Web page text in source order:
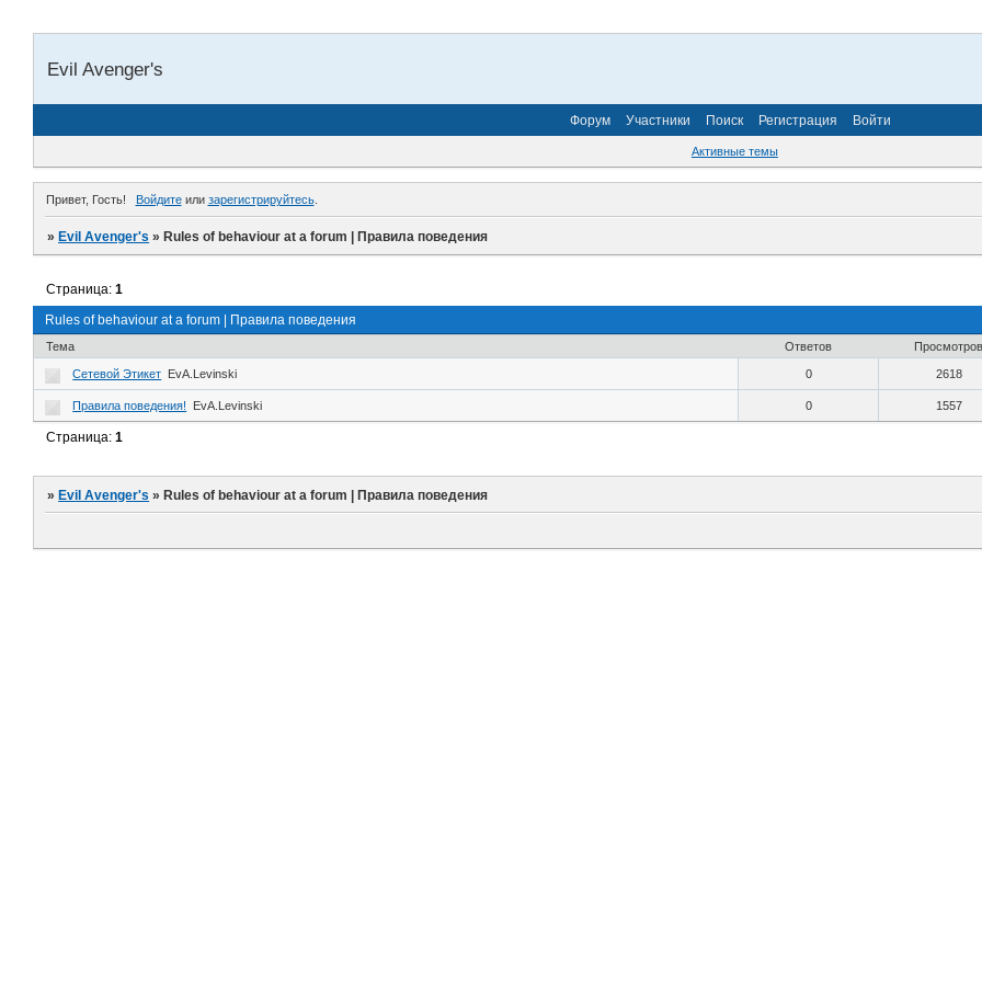
Evil Avenger's
Форум Участники Поиск Регистрация Войти
Активные темы
Привет, Гость! Войдитеили зарегистрируйтесь.
»Evil Avenger's »Rules of behaviour at a forum | Правила поведения
Rules of behaviour at a forum | Правила поведения
Страница:1
Тема Ответов Просмотров
Сетевой Этикет EvA.Levinski 0 2618
Правила поведения! EvA.Levinski 0 1557
Страница:1
»Evil Avenger's »Rules of behaviour at a forum | Правила поведения